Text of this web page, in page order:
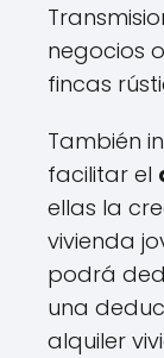
negocios
fincas
También
facilitar el
ellas la
vivienda
podrá
una
alquiler